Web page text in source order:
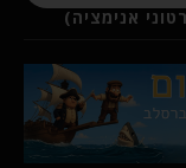
אנימציה)